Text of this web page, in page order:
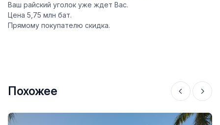
Ваш райский уголок уже ждет Вас.
Цена 5,75 млн бат.
Прямому покупателю скидка.
Похожее